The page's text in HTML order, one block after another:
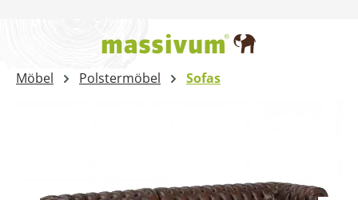
Möbel Polstermöbel
Sofas